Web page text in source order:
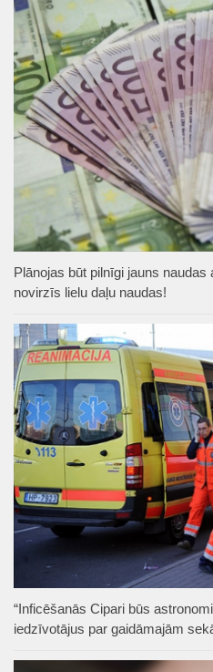
Plānojas būt pilnīgi jauns
novirzīs lielu daļu naudas!
“Inficēšanās Cipari būs
iedzīvotājus par gaidāmajām